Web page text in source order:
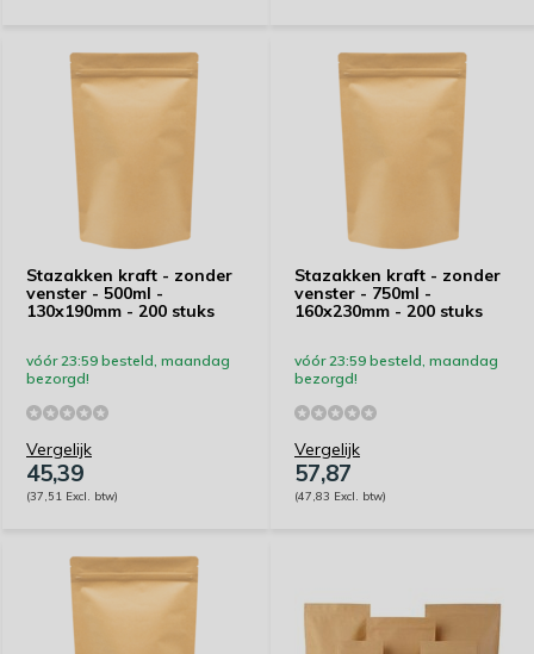
Stazakken kraft - zonder
venster - 500ml -
130x190mm - 200 stuks
vóór 23:59 besteld, maandag
bezorgd!
Vergelijk
45,39
(37,51 Excl. btw)
Stazakken kraft - zonder
venster - 750ml -
160x230mm - 200 stuks
vóór 23:59 besteld, maandag
bezorgd!
Vergelijk
57,87
(47,83 Excl. btw)